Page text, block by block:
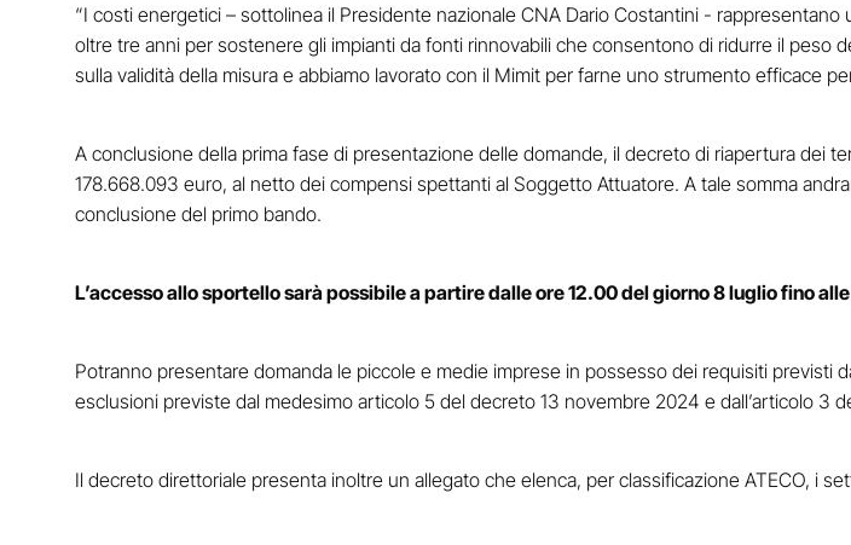
“I costi energetici – sottolinea il Presidente nazionale CNA Dario Costantini -
oltre tre anni per sostenere gli impianti da fonti rinnovabili che consentono di ridurre il peso
sulla validità della misura e abbiamo lavorato con il Mimit per farne uno strumento efficace
A conclusione della prima fase di presentazione delle domande, il decreto di riapertura dei
178.668.093 euro, al netto dei compensi spettanti al Soggetto Attuatore. A tale somma
conclusione del primo bando.
L’accesso allo sportello sarà possibile a partire dalle ore 12.00 del giorno 8 luglio fino
Potranno presentare domanda le piccole e medie imprese in possesso dei requisiti previsti
esclusioni previste dal medesimo articolo 5 del decreto 13 novembre 2024 e dall’articolo 3
Il decreto direttoriale presenta inoltre un allegato che elenca, per classificazione ATECO, i